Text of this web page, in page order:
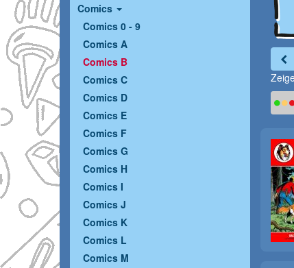
Comics
Comics 0 - 9
Comics A
Comics B
Comics C
Comics D
Comics E
Comics F
Comics G
Comics H
Comics I
Comics J
Comics K
Comics L
Comics M